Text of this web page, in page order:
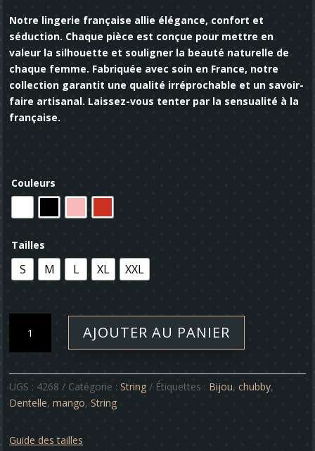
Notre lingerie française allie élégance, confort et
séduction. Chaque pièce est conçue pour mettre en
valeur la silhouette et souligner la beauté naturelle de
chaque femme. Fabriquée avec soin en France, notre
collection garantit une qualité irréprochable et un savoir-
faire artisanal. Laissez-vous tenter par la sensualité à la
française.
Couleurs
Tailles
S M L XL XXL
String
Chubby
AJOUTER AU PANIER
UGS : 4268 Catégorie :String Étiquettes : Bijou,chubby,
Dentelle,mango,String
Guide des tailles